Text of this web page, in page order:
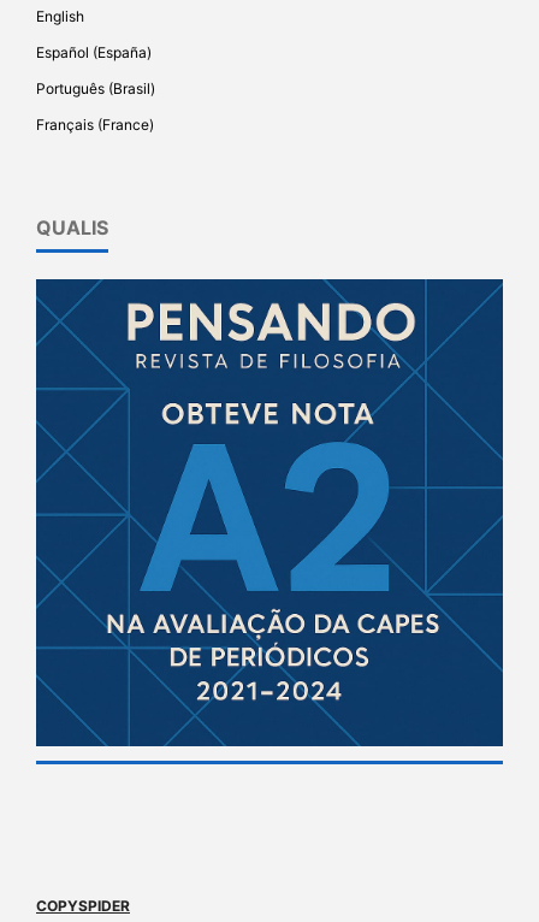
English
Español (España)
Português (Brasil)
Français (France)
QUALIS
COPYSPIDER